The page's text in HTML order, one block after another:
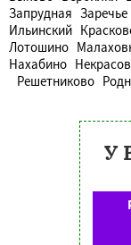
Запрудная Заречье
Ильинский
Лотошино
Нахабино
Решетниково
У